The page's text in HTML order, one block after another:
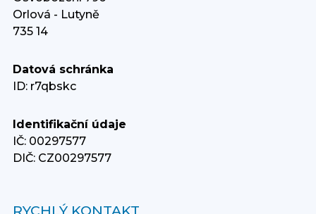
Orlová - Lutyně
735 14
Datová schránka
ID: r7qbskc
Identifikační údaje
IČ: 00297577
DIČ: CZ00297577
RYCHLÝ KONTAKT